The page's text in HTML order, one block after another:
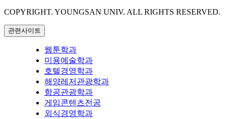
COPYRIGHT. YOUNGSAN UNIV. ALL RIGHTS RESERVED.
관련사이트
웹툰학과
미용예술학과
호텔경영학과
해양레저관광학과
항공관광학과
게임콘텐츠전공
외식경영학과